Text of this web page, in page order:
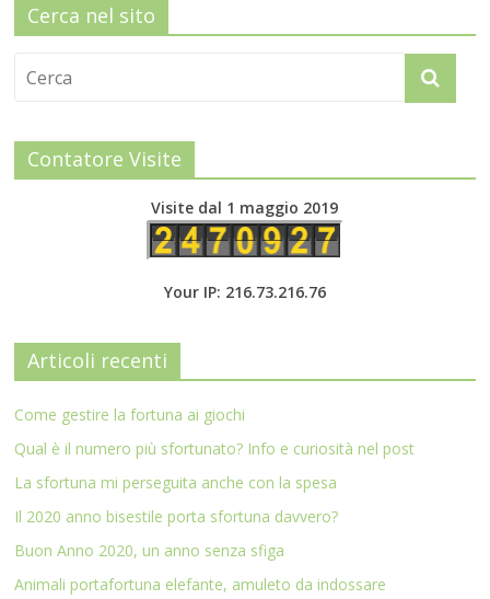
Cerca nel sito
Contatore Visite
Visite dal 1 maggio 2019
Your IP: 216.73.216.76
Articoli recenti
Come gestire la fortuna ai giochi
Qual è il numero più sfortunato? Info e curiosità nel post
La sfortuna mi perseguita anche con la spesa
Il 2020 anno bisestile porta sfortuna davvero?
Buon Anno 2020, un anno senza sfiga
Animali portafortuna elefante, amuleto da indossare